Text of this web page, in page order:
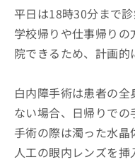
平日は18時30分まで診
学校帰りや仕事帰り
院できるため、計画的
白内障手術は患者の
ない場合、日帰りでの
手術の際は濁った水晶
人工の眼内レンズを挿